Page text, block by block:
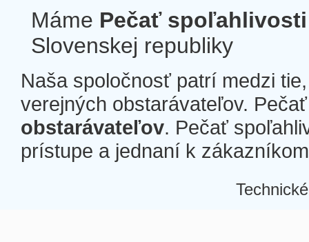
Máme Pečať spoľahlivosti
Slovenskej republiky
Naša spoločnosť patrí medzi
verejných obstarávateľov.
obstarávateľov. Pečať
prístupe a jednaní k